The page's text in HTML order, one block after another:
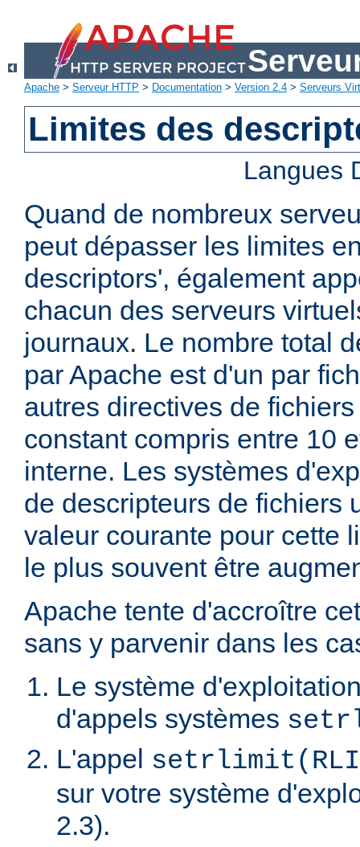
Apache > Serveur HTTP > Documentation > Version 2.4 > Serveurs
Limites des
Langues
Quand de nombreux
peut dépasser les limites
descriptors', également
chacun des serveurs
journaux. Le nombre total
par Apache est d'un par
autres directives de
constant compris entre 10
interne. Les systèmes
de descripteurs de fichiers
valeur courante pour cette
le plus souvent être
Apache tente d'accroître
sans y parvenir dans les
Le système
d'appels systèmes
L'appel
sur votre système
2.3).